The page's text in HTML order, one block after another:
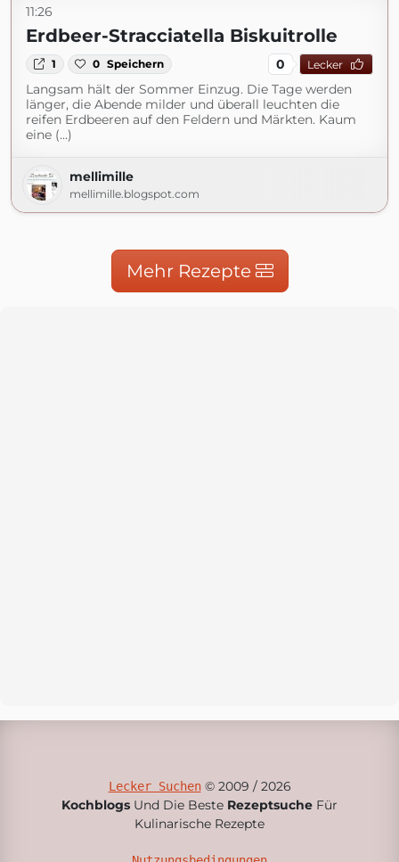
11:26
Erdbeer-Stracciatella Biskuitrolle
1 0 Speichern 0 Lecker
Langsam hält der Sommer Einzug. Die Tage werden
länger, die Abende milder und überall leuchten die
reifen Erdbeeren auf den Feldern und Märkten. Kaum
eine (...)
mellimille
mellimille.blogspot.com
Mehr Rezepte
Lecker Suchen© 2009 / 2026
Kochblogs Und Die Beste Rezeptsuche Für
Kulinarische Rezepte